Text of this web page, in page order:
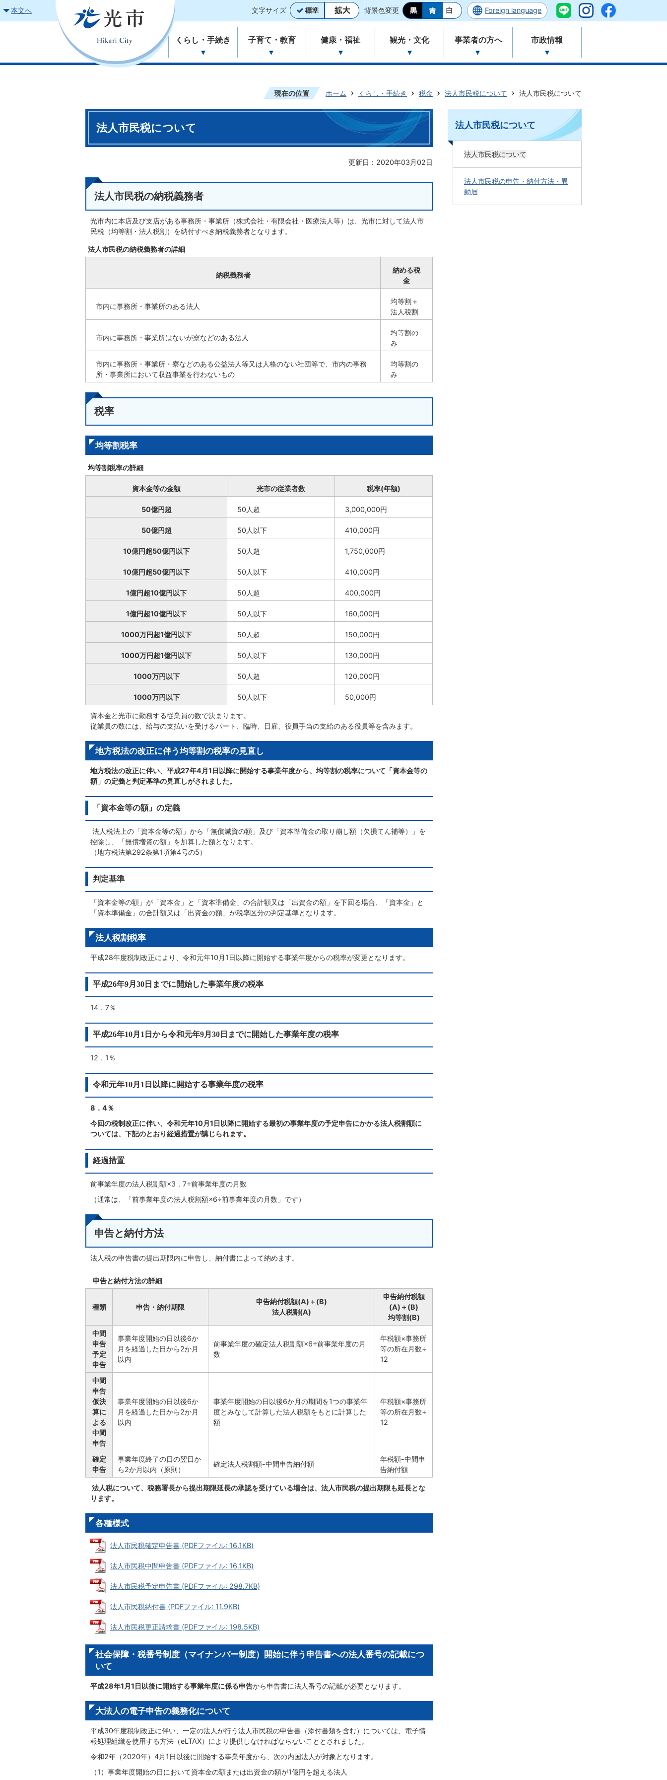
本文へ 文字サイズ 背景色変更 Foreign language
くらし・手続き 子育て・教育 健康・福祉 観光・文化 事業者の方へ 市政情報
現在の位置 ホーム くらし・手続き 税金 法人市民税について 法人市民税について
法人市民税について
更新日：2020年03月02日
法人市民税の納税義務者
光市内に本店及び支店がある事務所・事業所（株式会社・有限会社・医療法人等）は、光市に対して法人市
民税（均等割・法人税割）を納付すべき納税義務者となります。
法人市民税の納税義務者の詳細
納税義務者
納める税
金
市内に事務所・事業所のある法人
均等割＋
法人税割
市内に事務所・事業所はないが寮などのある法人
均等割の
み
市内に事務所・事業所・寮などのある公益法人等又は人格のない社団等で、市内の事務
所・事業所において収益事業を行わないもの
均等割の
み
税率
均等割税率
均等割税率の詳細
資本金等の金額 光市の従業者数 税率(年額)
50億円超 50人超 3,000,000円
50億円超 50人以下 410,000円
10億円超50億円以下 50人超 1,750,000円
10億円超50億円以下 50人以下 410,000円
1億円超10億円以下 50人超 400,000円
1億円超10億円以下 50人以下 160,000円
1000万円超1億円以下 50人超 150,000円
1000万円超1億円以下 50人以下 130,000円
1000万円以下 50人超 120,000円
1000万円以下 50人以下 50,000円
資本金と光市に勤務する従業員の数で決まります。
従業員の数には、給与の支払いを受けるパート、臨時、日雇、役員手当の支給のある役員等を含みます。
地方税法の改正に伴う均等割の税率の見直し
地方税法の改正に伴い、平成27年4月1日以降に開始する事業年度から、均等割の税率について「資本金等の
額」の定義と判定基準の見直しがされました。
「資本金等の額」の定義
法人税法上の「資本金等の額」から「無償減資の額」及び「資本準備金の取り崩し額（欠損てん補等）」を
控除し、「無償増資の額」を加算した額となります。
（地方税法第292条第1項第4号の5）
判定基準
「資本金等の額」が「資本金」と「資本準備金」の合計額又は「出資金の額」を下回る場合、「資本金」と
「資本準備金」の合計額又は「出資金の額」が税率区分の判定基準となります。
法人税割税率
平成28年度税制改正により、令和元年10月1日以降に開始する事業年度からの税率が変更となります。
平成26年9月30日までに開始した事業年度の税率
14．7％
平成26年10月1日から令和元年9月30日までに開始した事業年度の税率
12．1％
令和元年10月1日以降に開始する事業年度の税率
8．4％
今回の税制改正に伴い、令和元年10月1日以降に開始する最初の事業年度の予定申告にかかる法人税割額に
ついては、下記のとおり経過措置が講じられます。
経過措置
前事業年度の法人税割額×3．7÷前事業年度の月数
（通常は、「前事業年度の法人税割額×6÷前事業年度の月数」です）
申告と納付方法
法人税の申告書の提出期限内に申告し、納付書によって納めます。
申告と納付方法の詳細
種類 申告・納付期限
申告納付税額(A)＋(B)
法人税割(A)
申告納付税額
(A)＋(B)
均等割(B)
中間
申告
予定
申告
事業年度開始の日以後6か
月を経過した日から2か月
以内
前事業年度の確定法人税割額×6÷前事業年度の月
数
年税額×事務所
等の所在月数÷
12
中間
申告
仮決
算に
よる
中間
申告
事業年度開始の日以後6か
月を経過した日から2か月
以内
事業年度開始の日以後6か月の期間を1つの事業年
度とみなして計算した法人税額をもとに計算した
額
年税額×事務所
等の所在月数÷
12
確定
申告
事業年度終了の日の翌日か
ら2か月以内（原則）
確定法人税割額-中間申告納付額
年税額-中間申
告納付額
法人税について、税務署長から提出期限延長の承認を受けている場合は、法人市民税の提出期限も延長とな
ります。
各種様式
法人市民税確定申告書 (PDFファイル: 16.1KB)
法人市民税中間申告書 (PDFファイル: 16.1KB)
法人市民税予定申告書 (PDFファイル: 298.7KB)
法人市民税納付書 (PDFファイル: 11.9KB)
法人市民税更正請求書 (PDFファイル: 198.5KB)
社会保障・税番号制度（マイナンバー制度）開始に伴う申告書への法人番号の記載につ
いて
平成28年1月1日以後に開始する事業年度に係る申告から申告書に法人番号の記載が必要となります。
大法人の電子申告の義務化について
平成30年度税制改正に伴い、一定の法人が行う法人市民税の申告書（添付書類を含む）については、電子情
報処理組織を使用する方法（eLTAX）により提供しなければならないこととされました。
令和2年（2020年）4月1日以後に開始する事業年度から、次の内国法人が対象となります。
（1）事業年度開始の日において資本金の額または出資金の額が1億円を超える法人
法人市民税について
法人市民税について
法人市民税の申告・納付方法・異
動届